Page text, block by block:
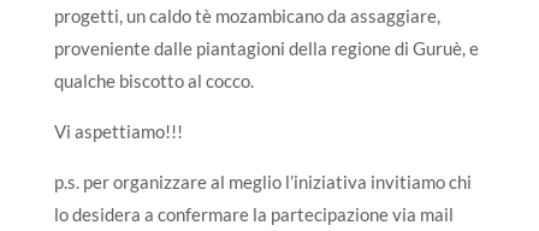
progetti, un caldo tè mozambicano da assaggiare,
proveniente dalle piantagioni della regione di Guruè, e
qualche biscotto al cocco.
Vi aspettiamo!!!
p.s. per organizzare al meglio l’iniziativa invitiamo chi
lo desidera a confermare la partecipazione via mail